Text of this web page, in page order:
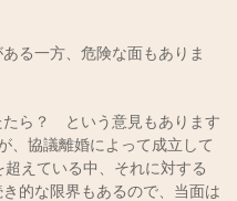
る一方、危険な面もありま
たら？ という意見もあります
、協議離婚によって成立して
えている中、それに対する
的な限界もあるので、当面は